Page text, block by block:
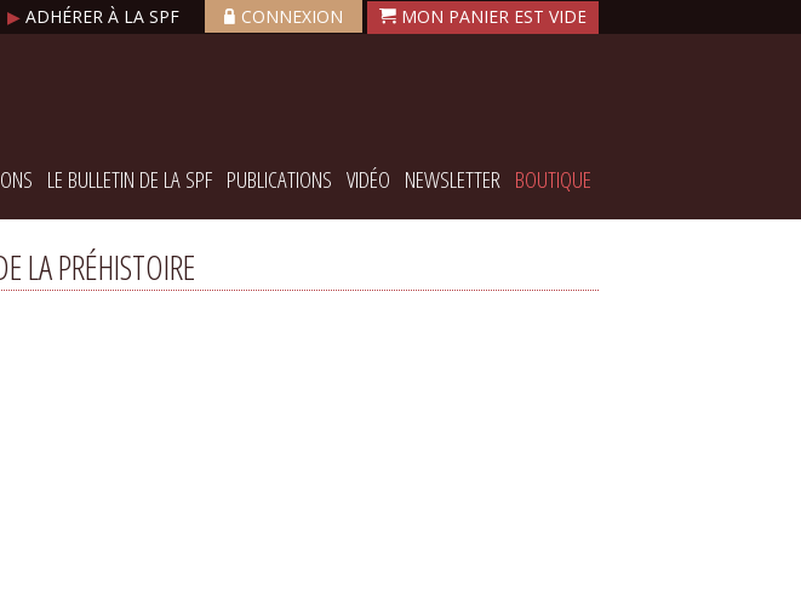
▶ ADHÉRER À LA SPF CONNEXION
LE BULLETIN DE LA SPF PUBLICATIONS VIDÉO NEWSLETTER BOUTIQUE
LA PRÉHISTOIRE